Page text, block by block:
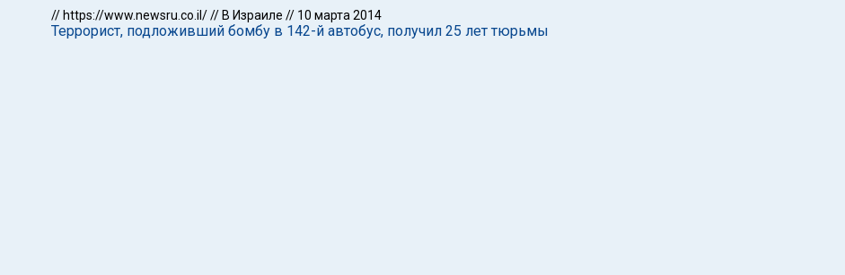
// https://www.newsru.co.il/// В Израиле // 10 марта 2014
Террорист, подложивший бомбу в 142-й автобус, получил 25 лет тюрьмы